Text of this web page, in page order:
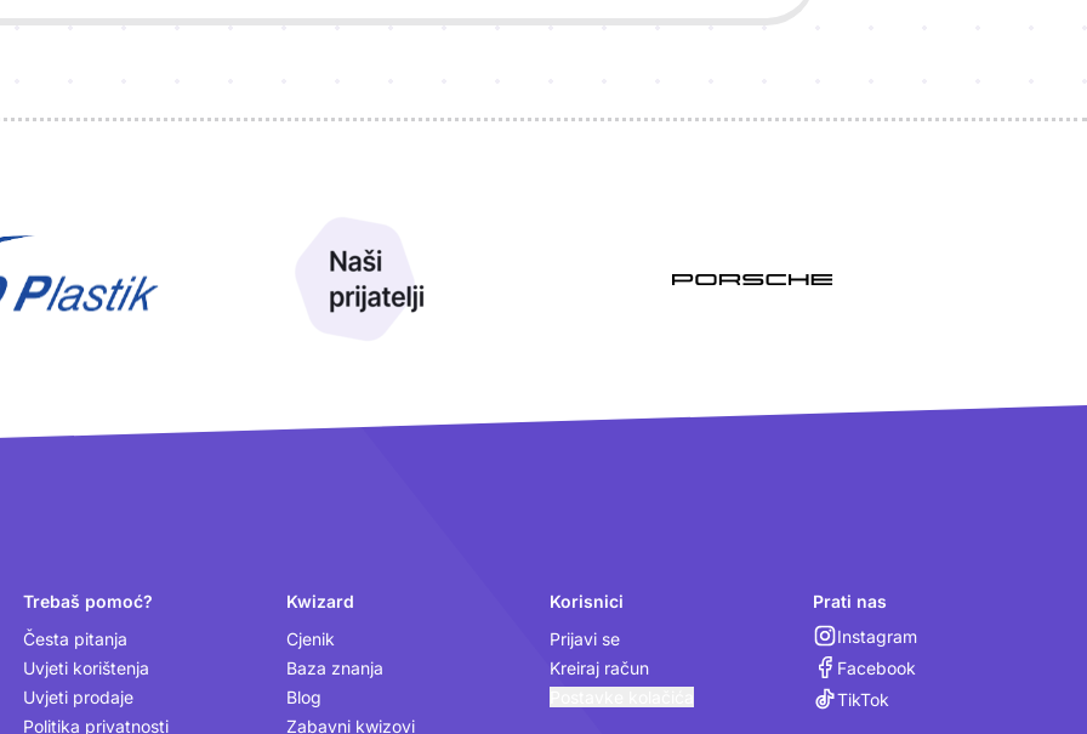
Trebaš pomoć?
Česta pitanja
Uvjeti korištenja
Uvjeti prodaje
Politika privatnosti
Kwizard
Cjenik
Baza znanja
Blog
Zabavni kwizovi
Korisnici
Prijavi se
Kreiraj račun
Prati nas
Instagram
Facebook
TikTok